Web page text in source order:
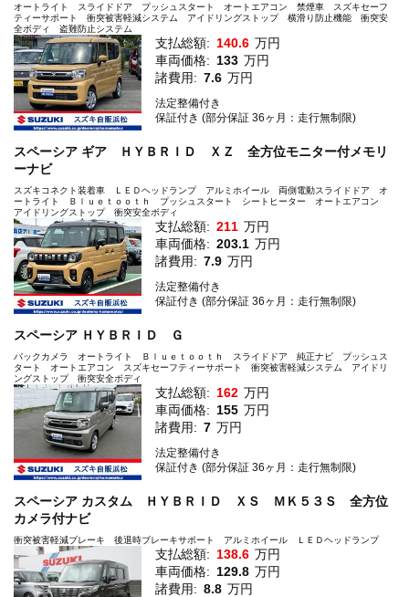
オートライト スライドドア プッシュスタート オートエアコン 禁煙車 スズキセーフ
ティーサポート 衝突被害軽減システム アイドリングストップ 横滑り防止機能 衝突安
全ボディ 盗難防止システム
支払総額: 140.6 万円
車両価格: 133 万円
諸費用: 7.6 万円
法定整備付き
保証付き (部分保証 36ヶ月：走行無制限)
スペーシア ギア ＨＹＢＲＩＤ ＸＺ 全方位モニター付メモリ
ーナビ
スズキコネクト装着車 ＬＥＤヘッドランプ アルミホイール 両側電動スライドドア オ
ートライト Ｂｌｕｅｔｏｏｔｈ プッシュスタート シートヒーター オートエアコン
アイドリングストップ 衝突安全ボディ
支払総額: 211 万円
車両価格: 203.1 万円
諸費用: 7.9 万円
法定整備付き
保証付き (部分保証 36ヶ月：走行無制限)
スペーシア ＨＹＢＲＩＤ Ｇ
バックカメラ オートライト Ｂｌｕｅｔｏｏｔｈ スライドドア 純正ナビ プッシュス
タート オートエアコン スズキセーフティーサポート 衝突被害軽減システム アイドリ
ングストップ 衝突安全ボディ
支払総額: 162 万円
車両価格: 155 万円
諸費用: 7 万円
法定整備付き
保証付き (部分保証 36ヶ月：走行無制限)
スペーシア カスタム ＨＹＢＲＩＤ ＸＳ ＭＫ５３Ｓ 全方位
カメラ付ナビ
衝突被害軽減ブレーキ 後退時ブレーキサポート アルミホイール ＬＥＤヘッドランプ
支払総額: 138.6 万円
車両価格: 129.8 万円
諸費用: 8.8 万円